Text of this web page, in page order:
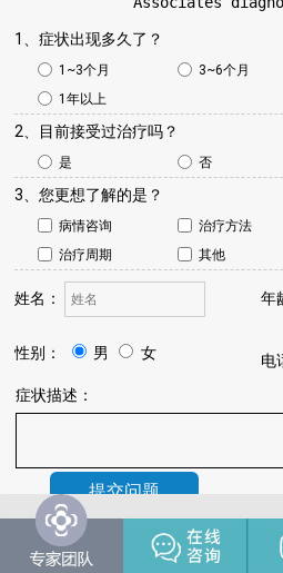
1、症状出现多久了？
1~3个月 3~6个月
1年以上
2、目前接受过治疗吗？
是 否
3、您更想了解的是？
病情咨询 治疗方法
治疗周期
其他
姓名： 年
性别： 男 女
电
症状描述：
温馨提示：
我院将于24小时内与您
意来电。